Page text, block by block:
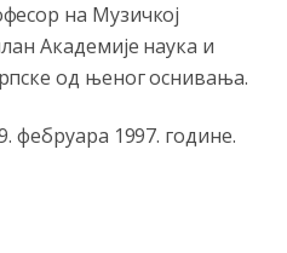
на Музичкој
Академије наука и
од њеног оснивања.
фебруара 1997. године.
su smanjili isporuku vode
bile dovoljne za građane